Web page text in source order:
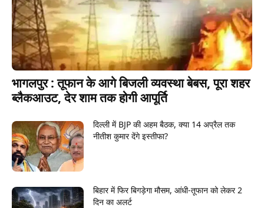
भागलपुर : तूफान के आगे बिजली व्यवस्था बेबस, पूरा शहर
ब्लैकआउट, देर शाम तक होगी आपूर्ति
दिल्ली में BJP की अहम बैठक, क्या 14 अप्रैल तक
नीतीश कुमार देंगे इस्तीफा?
बिहार में फिर बिगड़ेगा मौसम, आंधी-तूफान को लेकर 2
दिन का अलर्ट